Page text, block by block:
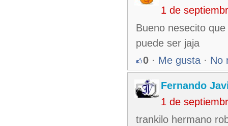
1 de
Bueno nesecito
puede ser jaja
0 · Me gusta · No
Fernando
1 de
trankilo hermano